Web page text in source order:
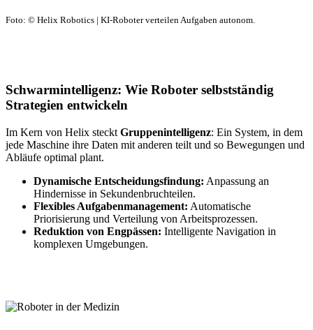
Foto: © Helix Robotics | KI-Roboter verteilen Aufgaben autonom.
Schwarmintelligenz: Wie Roboter selbstständig
Strategien entwickeln
Im Kern von Helix steckt Gruppenintelligenz: Ein System, in dem
jede Maschine ihre Daten mit anderen teilt und so Bewegungen und
Abläufe optimal plant.
Dynamische Entscheidungsfindung: Anpassung an
Hindernisse in Sekundenbruchteilen.
Flexibles Aufgabenmanagement: Automatische
Priorisierung und Verteilung von Arbeitsprozessen.
Reduktion von Engpässen: Intelligente Navigation in
komplexen Umgebungen.